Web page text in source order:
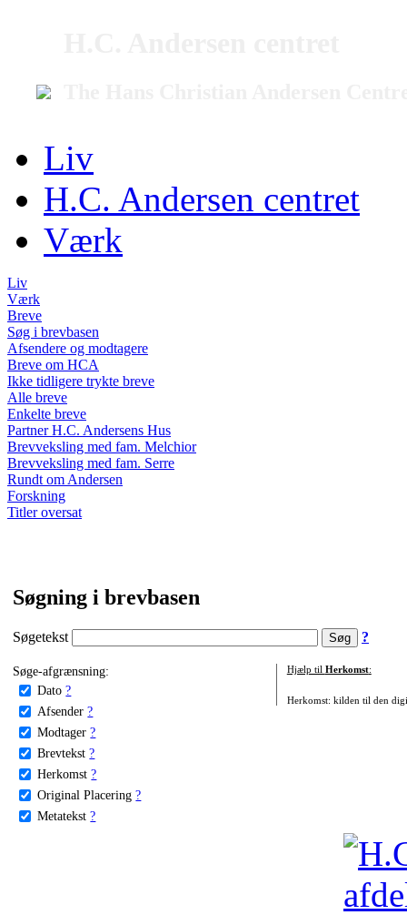
Liv
H.C. Andersen centret
Værk
Liv
Værk
Breve
Søg i brevbasen
Afsendere og modtagere
Breve om HCA
Ikke tidligere trykte breve
Alle breve
Enkelte breve
Partner H.C. Andersens Hus
Brevveksling med fam. Melchior
Brevveksling med fam. Serre
Rundt om Andersen
Forskning
Titler oversat
Søgning i brevbasen
Søgetekst ?
Søge-afgrænsning:
Dato ?
Afsender ?
Modtager ?
Brevtekst ?
Herkomst ?
Original Placering ?
Metatekst ?
Hjælp til Herkomst:
Herkomst: kilden til den